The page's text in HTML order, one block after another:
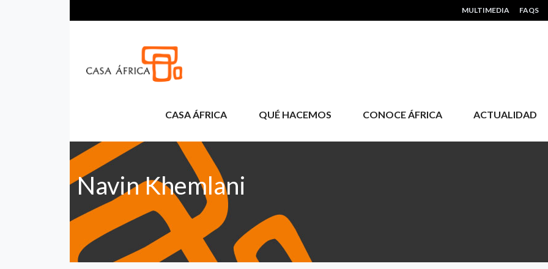
HEADER MENU
MULTIMEDIA FAQS
CASA ÁFRICA QUÉ HACEMOS CONOCE ÁFRICA ACTUALIDAD
Navin Khemlani